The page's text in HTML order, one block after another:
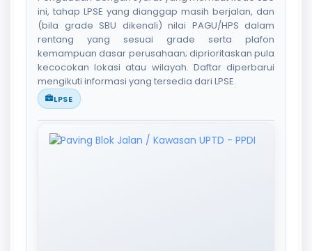
ini, tahap LPSE yang dianggap masih berjalan, dan
(bila grade SBU dikenali) nilai PAGU/HPS dalam
rentang yang sesuai grade serta plafon
kemampuan dasar perusahaan; diprioritaskan pula
kecocokan lokasi atau wilayah. Daftar diperbarui
mengikuti informasi yang tersedia dari LPSE.
LPSE